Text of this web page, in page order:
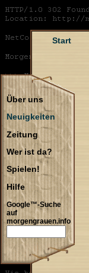
Start
Über uns
Neuigkeiten
Zeitung
Wer ist da?
Spielen!
Hilfe
Google™-Suche
auf
morgengrauen.info